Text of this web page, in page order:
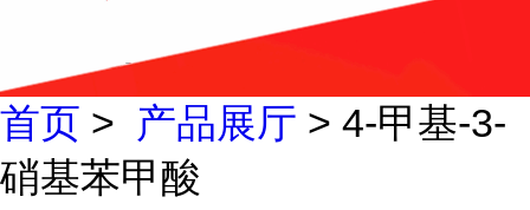
首页 > 产品展厅 > 4-甲基-3-
硝基苯甲酸